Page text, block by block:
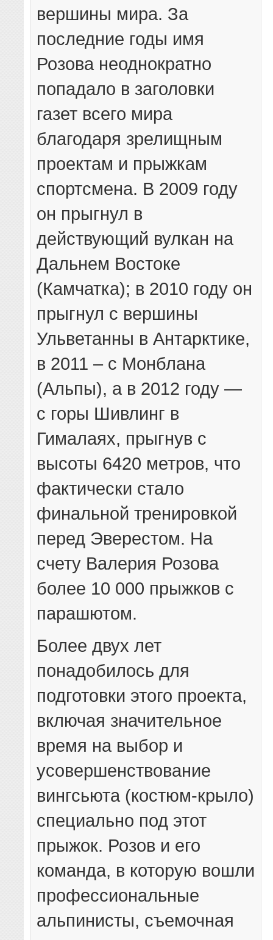
вершины мира. За
последние годы имя
Розова неоднократно
попадало в заголовки
газет всего мира
благодаря зрелищным
проектам и прыжкам
спортсмена. В 2009 году
он прыгнул в
действующий вулкан на
Дальнем Востоке
(Камчатка); в 2010 году он
прыгнул с вершины
Ульветанны в Антарктике,
в 2011 – с Монблана
(Альпы), а в 2012 году —
с горы Шивлинг в
Гималаях, прыгнув с
высоты 6420 метров, что
фактически стало
финальной тренировкой
перед Эверестом. На
счету Валерия Розова
более 10 000 прыжков с
парашютом.
Более двух лет
понадобилось для
подготовки этого проекта,
включая значительное
время на выбор и
усовершенствование
вингсьюта (костюм-крыло)
специально под этот
прыжок. Розов и его
команда, в которую вошли
профессиональные
альпинисты, съемочная